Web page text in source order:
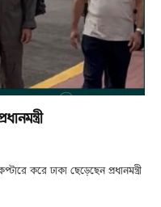
করে ঢাকা ছেড়েছেন প্রধানমন্ত্রী